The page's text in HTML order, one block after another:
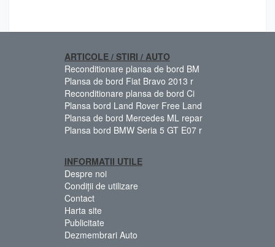
ARTICOLE / STIRI / AUTO
Reconditionare plansa de bord BM
Plansa de bord Fiat Bravo 2013 r
Reconditionare plansa de bord Ci
Plansa bord Land Rover Free Land
Plansa de bord Mercedes ML repar
Plansa bord BMW Seria 5 GT E07 r
INFORMATII UTILE
Despre noi
Condiții de utilizare
Contact
Harta site
Publicitate
Dezmembrari Auto